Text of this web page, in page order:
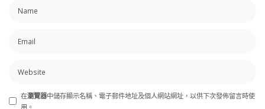
在瀏覽器中儲存顯示名稱、電子郵件地址及個人網站網址，以供下次發佈留言時使
用。